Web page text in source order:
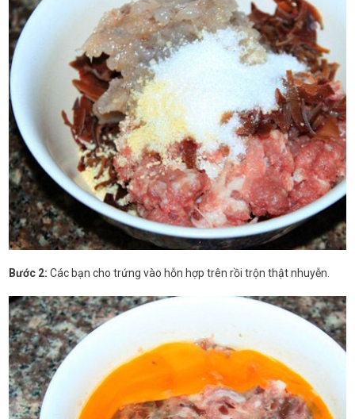
Bước 2: Các bạn cho trứng vào hỗn hợp trên rồi trộn thật nhuyễn.